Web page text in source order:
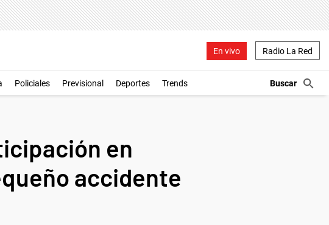
En vivo Radio La Red
Policiales Previsional Deportes Trends
en
accidente